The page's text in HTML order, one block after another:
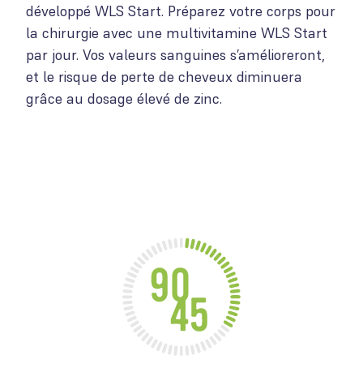
développé WLS Start. Préparez votre corps pour
la chirurgie avec une multivitamine WLS Start
par jour. Vos valeurs sanguines s’amélioreront,
et le risque de perte de cheveux diminuera
grâce au dosage élevé de zinc.